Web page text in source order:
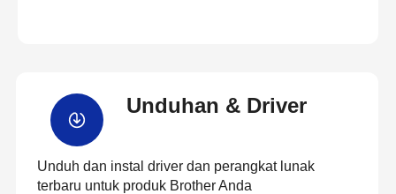
Unduhan & Driver
Unduh dan instal driver dan perangkat lunak
terbaru untuk produk Brother Anda